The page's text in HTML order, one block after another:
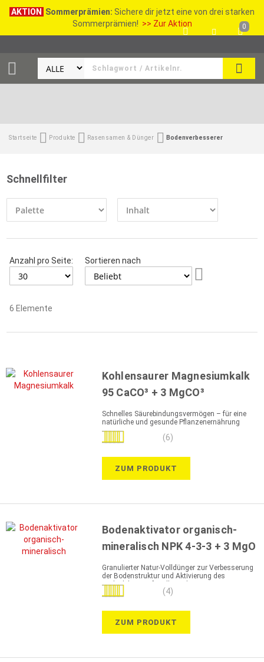
AKTION Sommerprämien: Sichere dir jetzt eine von drei starken
Sommerprämien! >> Zur Aktion 0
Startseite Produkte Rasensamen & Dünger Bodenverbesserer
Schnellfilter
Anzahl pro Seite:
Sortieren nach
6 Elemente
Kohlensaurer Magnesiumkalk
95 CaCO³ + 3 MgCO³
Schnelles Säurebindungsvermögen – für eine
natürliche und gesunde Pflanzenernährung
Bewertung:
(6)
ZUM PRODUKT
Bodenaktivator organisch-
mineralisch NPK 4-3-3 + 3 MgO
Granulierter Natur-Volldünger zur Verbesserung
der Bodenstruktur und Aktivierung des
Bodenlebens – für alle Bodenarten geeignet
Bewertung: (4)
ZUM PRODUKT